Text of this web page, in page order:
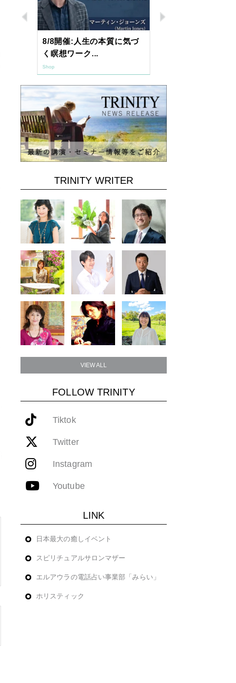
Previous
8/8開催:人生の本質に気づ
く瞑想ワーク...
Shop
TRINITY WRITER
VIEW ALL
FOLLOW TRINITY
Tiktok
Twitter
Instagram
Youtube
LINK
日本最大の癒しイベント
スピリチュアルサロンマザー
エルアウラの電話占い事業部「みらい」
ホリスティック